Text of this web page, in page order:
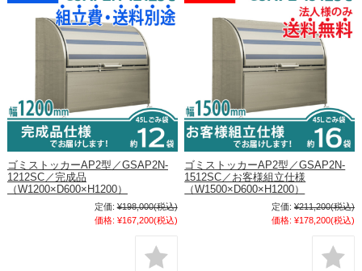
ゴミストッカーAP2型／GSAP2N-
1212SC／完成品
（W1200×D600×H1200）
定価: ¥198,000(税込)
価格: ¥167,200(税込)
ゴミストッカーAP2型／GSAP2N-
1512SC／お客様組立仕様
（W1500×D600×H1200）
定価: ¥211,200(税込)
価格: ¥178,200(税込)